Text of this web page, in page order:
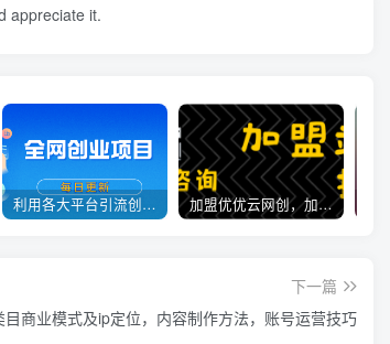
appreciate it.
利用各大平台引流创业粉，做知识付费系统，卖会员，卖课程，实现日入几百几千 加盟优优云网创，加盟搭建同款知识付费资源网站，实现长期稳定被动收入~
下一篇
商业模式及ip定位，内容制作方法，账号运营技巧